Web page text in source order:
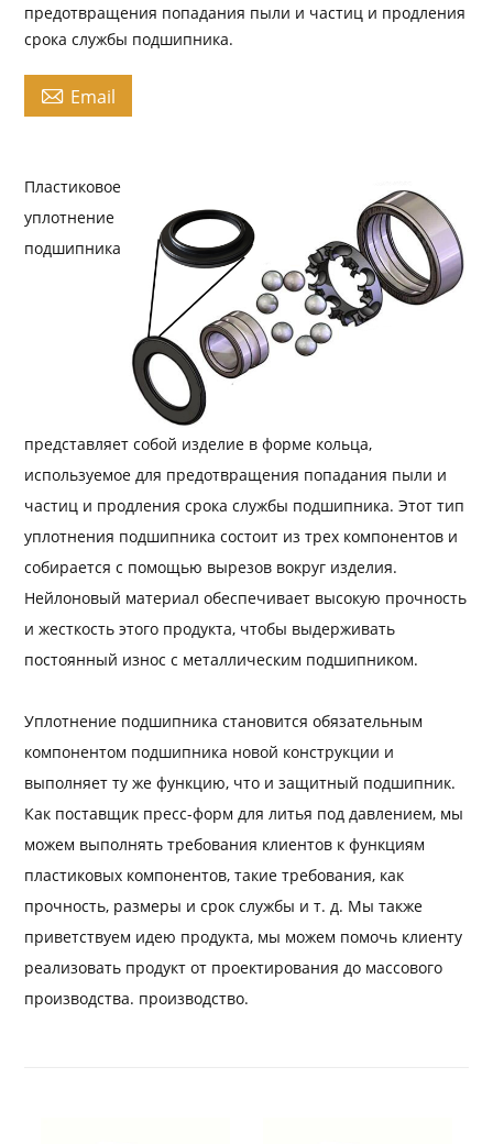
предотвращения попадания пыли и частиц и продления
срока службы подшипника.
 Email
Пластиковое
уплотнение
подшипника
представляет собой изделие в форме кольца,
используемое для предотвращения попадания пыли и
частиц и продления срока службы подшипника. Этот тип
уплотнения подшипника состоит из трех компонентов и
собирается с помощью вырезов вокруг изделия.
Нейлоновый материал обеспечивает высокую прочность
и жесткость этого продукта, чтобы выдерживать
постоянный износ с металлическим подшипником.
Уплотнение подшипника становится обязательным
компонентом подшипника новой конструкции и
выполняет ту же функцию, что и защитный подшипник.
Как поставщик пресс-форм для литья под давлением, мы
можем выполнять требования клиентов к функциям
пластиковых компонентов, такие требования, как
прочность, размеры и срок службы и т. д. Мы также
приветствуем идею продукта, мы можем помочь клиенту
реализовать продукт от проектирования до массового
производства. производство.